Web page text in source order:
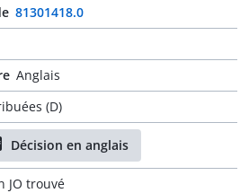
81301418.0
Anglais
(D)
Décision en anglais
JO trouvé